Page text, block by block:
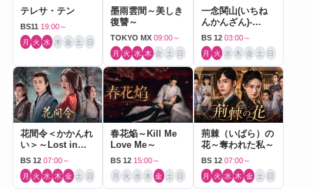
テレサ・テン
BS11 19:00～
月 火 水 木 金 土 日
墨雨雲間～美しき
復讐～
TOKYO MX 09:00～
月 火 水 木 金 土 日
一念関山(いちね
んかんざん)-
Journey to Love-
BS 12 03:00～
月 火 水 木 金 土 日
花間令＜かかんれ
い＞～Lost in
Love～
BS 12 07:00～
月 火 水 木 金 土 日
春花焔～Kill Me
Love Me～
BS 12 15:00～
月 火 水 木 金 土 日
荊棘（いばら）の
花～奪われた私～
BS 12 07:00～
月 火 水 木 金 土 日